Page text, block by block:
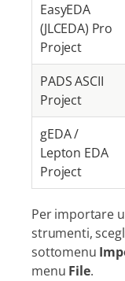
EasyEDA
(JLCEDA) Pro
Project
PADS ASCII
Project
gEDA /
Lepton EDA
Project
Per importare
strumenti,
sottomenu
menu File.